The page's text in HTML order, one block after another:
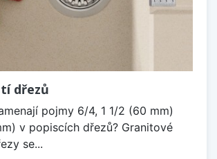
dřezů
pojmy 6/4, 1 1/2 (60 mm)
v popiscích dřezů? Granitové
se...